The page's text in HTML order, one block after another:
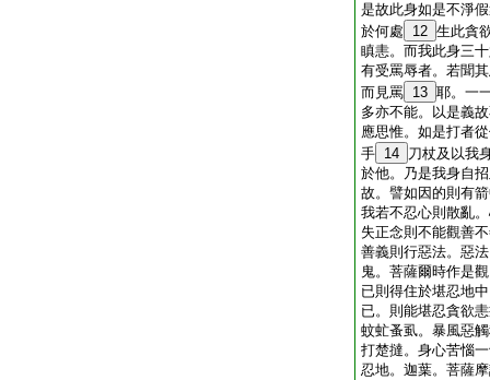
是故此身如是不淨
於何處
12 生此貪
瞋恚。而我此身三
有受罵辱者。若聞
而見罵 13 耶。一
多亦不能。以是義
應思惟。如是打者
手 14 刀杖及以我
於他。乃是我身自
故。譬如因的則有
我若不忍心則散亂
失正念則不能觀善
善義則行惡法。惡
鬼。菩薩爾時作是
已則得住於堪忍地
已。則能堪忍貪欲
蚊虻蚤虱。暴風惡
打楚撻。身心苦惱
忍地。迦葉。菩薩